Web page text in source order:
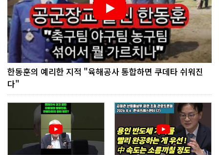
한동훈의 예리한 지적 "육해공사 통합하면 쿠데타 쉬워진
다"